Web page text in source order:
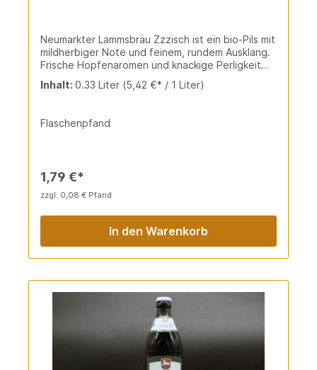
Neumarkter Lammsbräu Zzzisch ist ein bio-Pils mit
mildherbiger Note und feinem, rundem Ausklang.
Frische Hopfenaromen und knackige Perligkeit
Bio-Premium-Pils aus der Oberpfalz.
Inhalt: 0.33 Liter (5,42 €* / 1 Liter)
Flaschenpfand
1,79 €*
zzgl. 0,08 € Pfand
In den Warenkorb